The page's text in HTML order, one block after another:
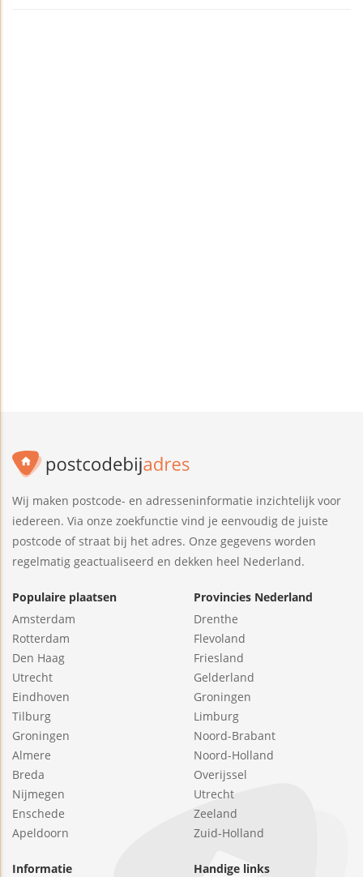
Wij maken postcode- en adresseninformatie inzichtelijk voor
iedereen. Via onze zoekfunctie vind je eenvoudig de juiste
postcode of straat bij het adres. Onze gegevens worden
regelmatig geactualiseerd en dekken heel Nederland.
Populaire plaatsen
Amsterdam
Rotterdam
Den Haag
Utrecht
Eindhoven
Tilburg
Groningen
Almere
Breda
Nijmegen
Enschede
Apeldoorn
Provincies Nederland
Drenthe
Flevoland
Friesland
Gelderland
Groningen
Limburg
Noord-Brabant
Noord-Holland
Overijssel
Utrecht
Zeeland
Zuid-Holland
Informatie Handige links